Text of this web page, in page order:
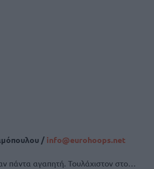
/ info@eurohoops.net
πάντα αγαπητή. Τουλάχιστον στο…